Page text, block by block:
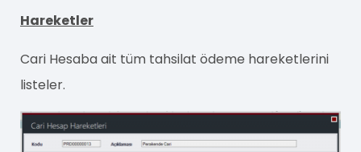
Hareketler
Cari Hesaba ait tüm tahsilat ödeme hareketlerini
listeler.